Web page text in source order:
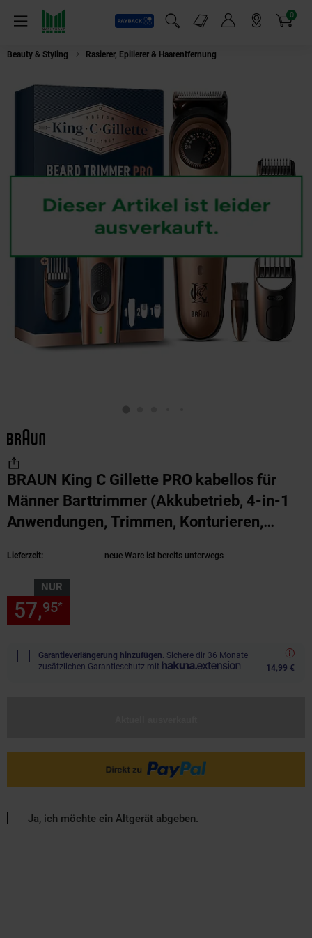
Menü
Payback
Suchfeld einblenden
Markt-Angebote 0
Artikel
Beauty & Styling Rasierer, Epilierer & Haarentfernung
BRAUN King C Gillette PRO kabellos für
Männer Barttrimmer (Akkubetrieb, 4-in-1
Anwendungen, Trimmen, Konturieren,
40 Längeneinstellungen, verstellbare
Kämme, enthält 1 Trimmer, 1 Detailtrimmer,
4 Kämme, 1 Reinigun
Lieferzeit: neue Ware ist bereits unterwegs
NUR
57,95*
Garantieverlängerung hinzufügen. Sichere dir 36 Monate
zusätzlichen Garantieschutz mit
14,99 €
Ja, ich möchte ein Altgerät abgeben.